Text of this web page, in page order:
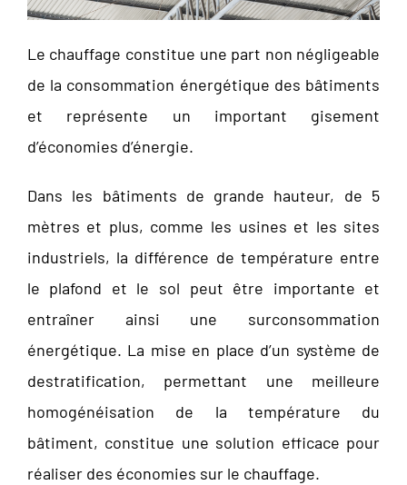
Le chauffage constitue une part non négligeable
de la consommation énergétique des bâtiments
et représente un important gisement
d’économies d’énergie.
Dans les bâtiments de grande hauteur, de 5
mètres et plus, comme les usines et les sites
industriels, la différence de température entre
le plafond et le sol peut être importante et
entraîner ainsi une surconsommation
énergétique. La mise en place d’un système de
destratification, permettant une meilleure
homogénéisation de la température du
bâtiment, constitue une solution efficace pour
réaliser des économies sur le chauffage.